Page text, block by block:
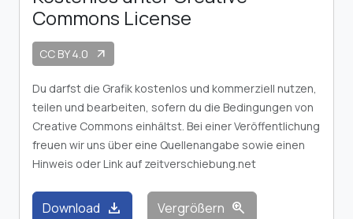
Commons License
CC BY 4.0 arrow_outward
Du darfst die Grafik kostenlos und kommerziell nutzen,
teilen und bearbeiten, sofern du die Bedingungen von
Creative Commons einhältst. Bei einer Veröffentlichung
freuen wir uns über eine Quellenangabe sowie einen
Hinweis oder Link auf zeitverschiebung.net
Download download Vergrößern zoom_in